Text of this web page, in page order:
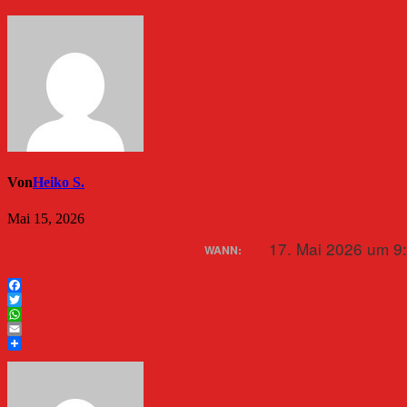
VonHeiko S.
Mai 15, 2026
WANN: 17. Mai 2026 um
Facebook
Twitter
WhatsApp
Email